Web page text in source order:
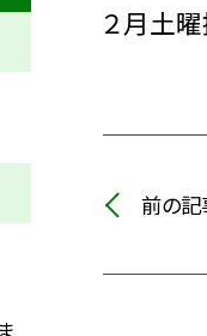
２月土
前の記